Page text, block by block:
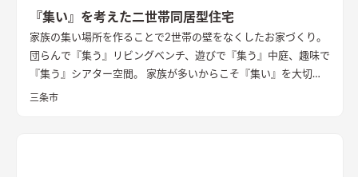
『集い』を考えた二世帯同居型住宅
家族の集い場所を作ることで2世帯の壁をなくしたお家づくり。
団らんで『集う』リビングベンチ、遊びで『集う』中庭、趣味で
『集う』シアター空間。 家族が多いからこそ『集い』を大切に
したお家になっています。
三条市